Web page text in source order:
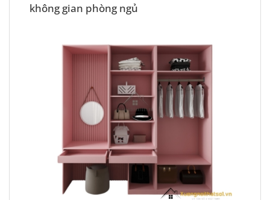
không gian phòng ngủ